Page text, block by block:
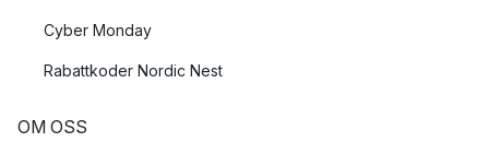
Cyber Monday
Rabattkoder Nordic Nest
OM OSS